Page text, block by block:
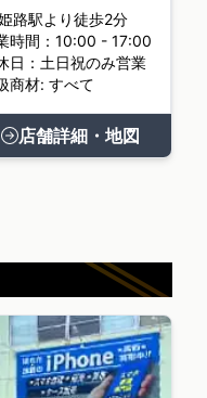
路駅より徒歩2分
時間：10:00 - 17:00
日：土日祝のみ営業
商材: すべて
店舗詳細・地図